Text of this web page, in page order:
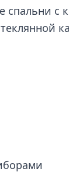
спальни с